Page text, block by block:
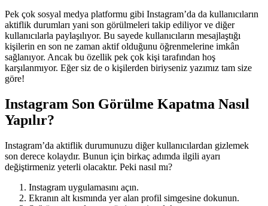
Pek çok sosyal medya platformu gibi Instagram’da da kullanıcıların
aktiflik durumları yani son görülmeleri takip ediliyor ve diğer
kullanıcılarla paylaşılıyor. Bu sayede kullanıcıların mesajlaştığı
kişilerin en son ne zaman aktif olduğunu öğrenmelerine imkân
sağlanıyor. Ancak bu özellik pek çok kişi tarafından hoş
karşılanmıyor. Eğer siz de o kişilerden biriyseniz yazımız tam size
göre!
Instagram Son Görülme Kapatma Nasıl
Yapılır?
Instagram’da aktiflik durumunuzu diğer kullanıcılardan gizlemek
son derece kolaydır. Bunun için birkaç adımda ilgili ayarı
değiştirmeniz yeterli olacaktır. Peki nasıl mı?
Instagram uygulamasını açın.
Ekranın alt kısmında yer alan profil simgesine dokunun.